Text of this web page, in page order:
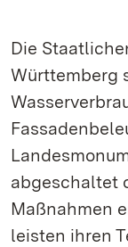
Die
Württemberg
abgeschaltet
Maßnahmen
leisten ihren